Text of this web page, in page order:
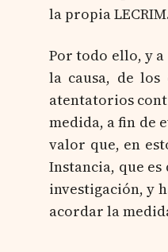
la propia
Por todo ello, y
la causa, de
atentatorios
medida, a fin de
valor que, en
Instancia, que
investigación, y
acordar la